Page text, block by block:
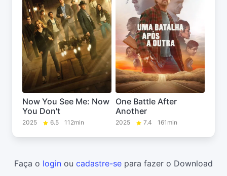
Now You See Me: Now
You Don't
2025 6.5 112min
One Battle After
Another
2025 7.4 161min
Faça o login ou cadastre-se para fazer o Download